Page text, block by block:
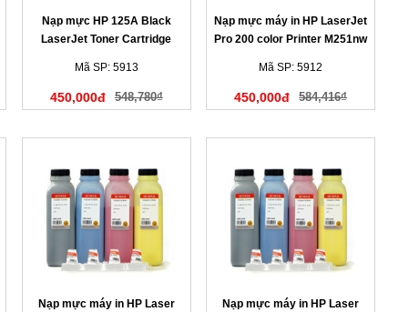
Nạp mực HP 125A Black
LaserJet Toner Cartridge
Mã SP: 5913
450,000đ 548,780₫
Nạp mực máy in HP LaserJet
Pro 200 color Printer M251nw
Mã SP: 5912
450,000đ 584,416₫
Nạp mực máy in HP Laser
Nạp mực máy in HP Laser